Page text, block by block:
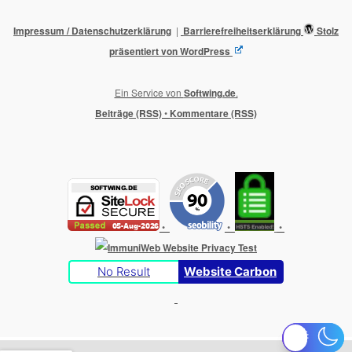
Impressum / Datenschutzerklärung Barrierefreiheitserklärung
Stolz
präsentiert von WordPress
Ein Service von Softwing.de.
Beiträge (RSS)• Kommentare (RSS)
• • •
No Result Website Carbon